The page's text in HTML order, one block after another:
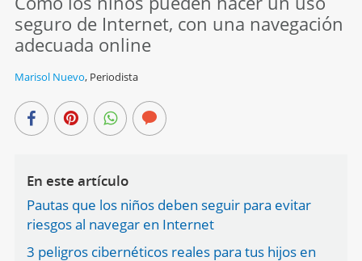
seguro de Internet, con una navegación
adecuada online
Marisol Nuevo, Periodista
En este artículo
Pautas que los niños deben seguir para evitar
riesgos al navegar en Internet
3 peligros cibernéticos reales para tus hijos en